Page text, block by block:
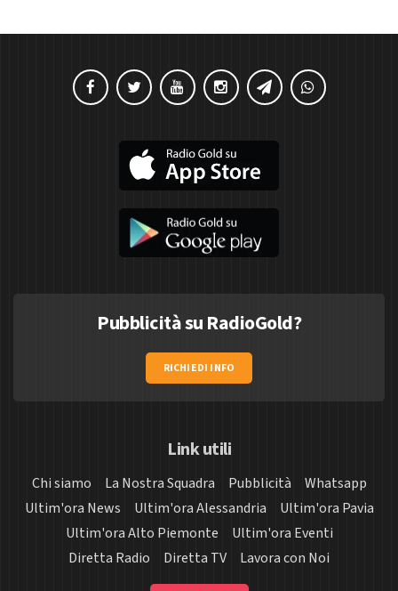
Pubblicità su RadioGold?
RICHIEDI INFO
Link utili
Chi siamo La Nostra Squadra Pubblicità
Whatsapp
Ultim'ora News
Ultim'ora Alessandria
Ultim'ora Pavia
Ultim'ora Alto Piemonte
Ultim'ora Eventi
Diretta Radio
Diretta TV Lavora con Noi